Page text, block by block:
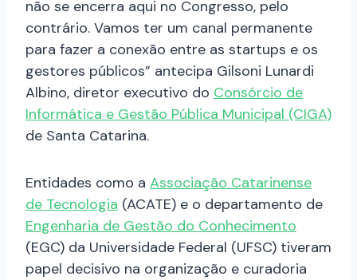
não se encerra aqui no Congresso, pelo
contrário. Vamos ter um canal permanente
para fazer a conexão entre as startups e os
gestores públicos” antecipa Gilsoni Lunardi
Albino, diretor executivo do Consórcio de
Informática e Gestão Pública Municipal (CIGA)
de Santa Catarina.
Entidades como a Associação Catarinense
de Tecnologia (ACATE) e o departamento de
Engenharia de Gestão do Conhecimento
(EGC) da Universidade Federal (UFSC) tiveram
papel decisivo na organização e curadoria